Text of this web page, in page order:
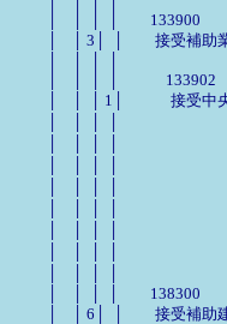
│    │  │  │　　133900
│    │ 3│  │　　接受
│    │  │  │　　　
│    │  │ 1│　　　接受
│    │  │  │
│    │  │  │
│    │  │  │
│    │  │  │
│    │  │  │
│    │  │  │
│    │  │  │
│    │  │  │
│    │  │  │　　138300
│    │ 6│  │　　接受